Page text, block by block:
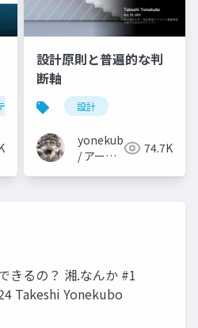
チャ
設計原則と普遍的な判
断軸
設計
yonekubo
/ アーキ
74.7K
きるの？ 湘.なんか #1
Takeshi Yonekubo